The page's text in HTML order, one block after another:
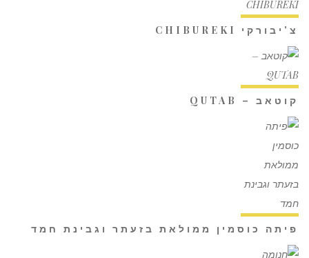
צ'יבורקי CHIBUREKI
קוטאב – QUTAB
פיתה כוסמין ממולאת בזעתר וגבינת חמד